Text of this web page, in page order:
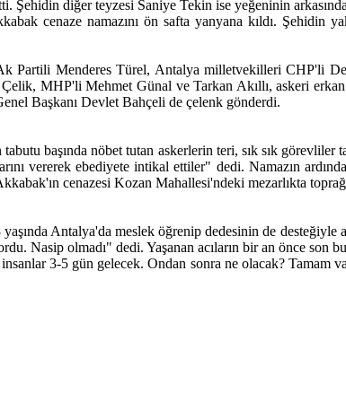
diğer teyzesi Saniye Tekin ise yeğeninin
cenaze namazını ön safta yanyana kıldı. Şehidin
Partili Menderes Türel, Antalya milletvekilleri CHP'li
MHP'li Mehmet Günal ve Tarkan Akıllı, askeri erkan
Başkanı Devlet Bahçeli de çelenk gönderdi.
başında nöbet tutan askerlerin teri, sık sık
vererek ebediyete intikal ettiler" dedi. Namazın
cenazesi Kozan Mahallesi'ndeki mezarlıkta
Antalya'da meslek öğrenip dedesinin de desteğiyle
Nasip olmadı" dedi. Yaşanan acıların bir an önce son
3-5 gün gelecek. Ondan sonra ne olacak? Tamam